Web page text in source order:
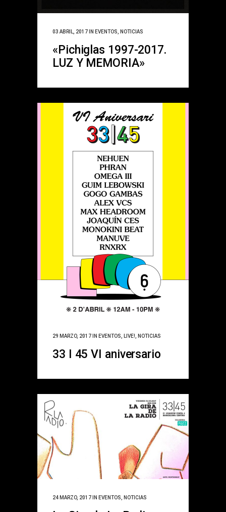
03 ABRIL, 2017 IN EVENTOS NOTICIAS
«Pichiglas 1997-2017.
LUZ Y MEMORIA»
29 MARZO, 2017 IN EVENTOS LIVE! NOTICIAS
33 I 45 VI aniversario
24 MARZO, 2017 IN EVENTOS, NOTICIAS